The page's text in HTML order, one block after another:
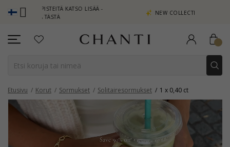
KATSO LISÄÄ -
NEW COLLECTION | AURA
Etusivu Korut Sormukset Solitairesormukset 1 x 0,40 ct